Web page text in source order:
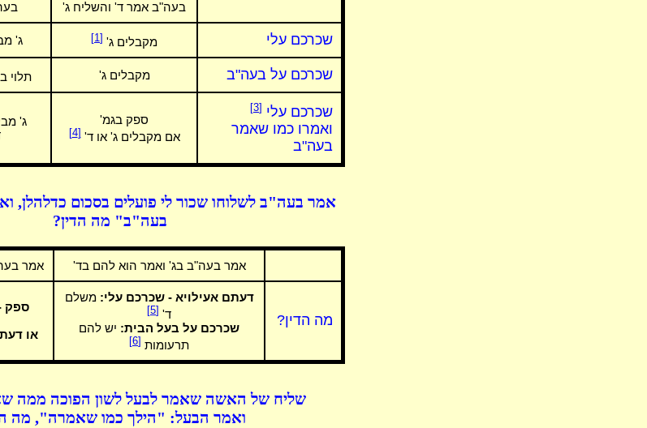
בעה"ב אמר ד' והשליח ג'
שכרכם עלי מקבלים ג' [1] ג'
שכרכם על בעה"ב מקבלים ג' תלוי
שכרכם עלי [3]
ואמרו כמו שאמר
בעה"ב
ספק בגמ'
אם מקבלים ג' או ד'[4]
ג'
אמר בעה"ב לשלוחו שכור לי פועלים בסכום כדלהלן,
בעה"ב" מה הדין?
אמר בעה"ב בג' ואמר הוא להם בד' אמר
מה הדין?
דעתם אעילויא - שכרכם עלי: משלם
ד' [5]
שכרכם על בעל הבית: יש להם
תרעומות [6]
ספק
או
שליח של האשה שאמר לבעל לשון הפוכה ממה
ואמר הבעל: "הילך כמו שאמרה", מה